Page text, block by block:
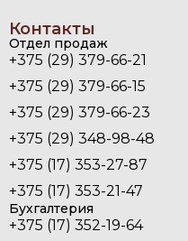
Контакты
Отдел продаж
+375 (29) 379-66-21
+375 (29) 379-66-15
+375 (29) 379-66-23
+375 (29) 348-98-48
+375 (17) 353-27-87
+375 (17) 353-21-47
Бухгалтерия
+375 (17) 352-19-64